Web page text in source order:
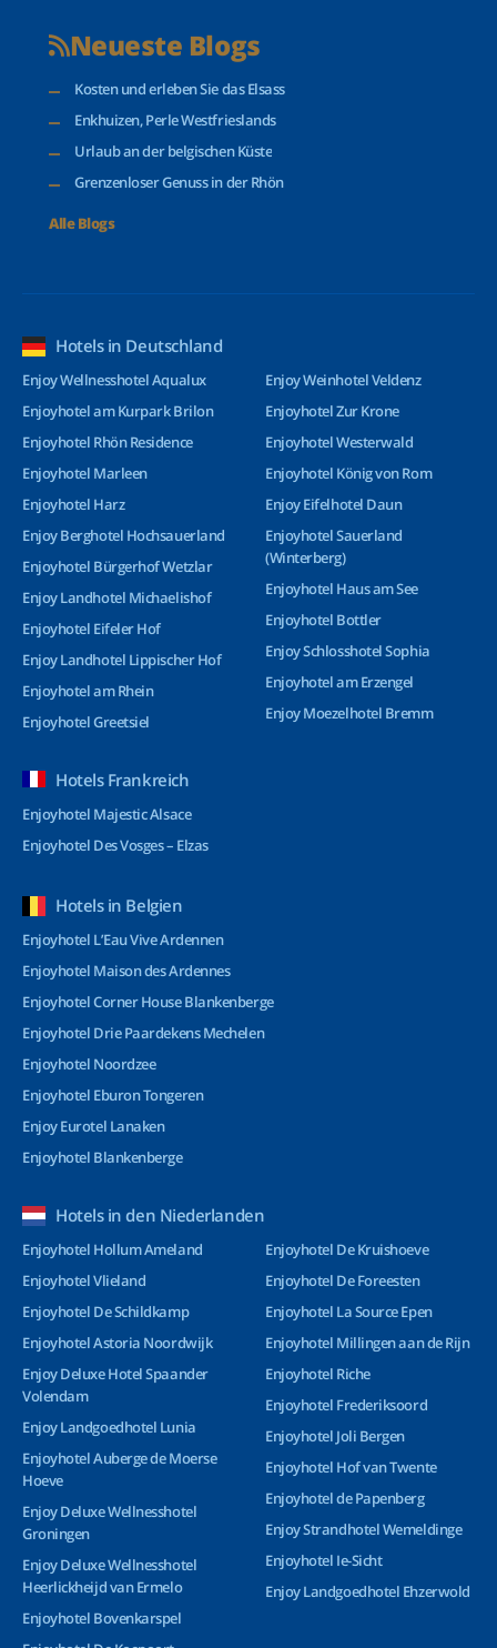
Neueste Blogs
Kosten und erleben Sie das Elsass
Enkhuizen, Perle Westfrieslands
Urlaub an der belgischen Küste
Grenzenloser Genuss in der Rhön
Alle Blogs
Hotels in Deutschland
Enjoy Wellnesshotel Aqualux
Enjoyhotel am Kurpark Brilon
Enjoyhotel Rhön Residence
Enjoyhotel Marleen
Enjoyhotel Harz
Enjoy Berghotel Hochsauerland
Enjoyhotel Bürgerhof Wetzlar
Enjoy Landhotel Michaelishof
Enjoyhotel Eifeler Hof
Enjoy Landhotel Lippischer Hof
Enjoyhotel am Rhein
Enjoyhotel Greetsiel
Enjoy Weinhotel Veldenz
Enjoyhotel Zur Krone
Enjoyhotel Westerwald
Enjoyhotel König von Rom
Enjoy Eifelhotel Daun
Enjoyhotel Sauerland
(Winterberg)
Enjoyhotel Haus am See
Enjoyhotel Bottler
Enjoy Schlosshotel Sophia
Enjoyhotel am Erzengel
Enjoy Moezelhotel Bremm
Hotels Frankreich
Enjoyhotel Majestic Alsace
Enjoyhotel Des Vosges – Elzas
Hotels in Belgien
Enjoyhotel L’Eau Vive Ardennen
Enjoyhotel Maison des Ardennes
Enjoyhotel Corner House Blankenberge
Enjoyhotel Drie Paardekens Mechelen
Enjoyhotel Noordzee
Enjoyhotel Eburon Tongeren
Enjoy Eurotel Lanaken
Enjoyhotel Blankenberge
Hotels in den Niederlanden
Enjoyhotel Hollum Ameland
Enjoyhotel Vlieland
Enjoyhotel De Schildkamp
Enjoyhotel Astoria Noordwijk
Enjoy Deluxe Hotel Spaander
Volendam
Enjoy Landgoedhotel Lunia
Enjoyhotel Auberge de Moerse
Hoeve
Enjoy Deluxe Wellnesshotel
Groningen
Enjoy Deluxe Wellnesshotel
Heerlickheijd van Ermelo
Enjoyhotel Bovenkarspel
Enjoyhotel De Kruishoeve
Enjoyhotel De Foreesten
Enjoyhotel La Source Epen
Enjoyhotel Millingen aan de Rijn
Enjoyhotel Riche
Enjoyhotel Frederiksoord
Enjoyhotel Joli Bergen
Enjoyhotel Hof van Twente
Enjoyhotel de Papenberg
Enjoy Strandhotel Wemeldinge
Enjoyhotel Ie-Sicht
Enjoy Landgoedhotel Ehzerwold